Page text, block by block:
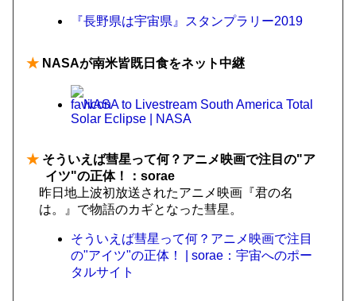
『長野県は宇宙県』スタンプラリー2019
★ NASAが南米皆既日食をネット中継
NASA to Livestream South America Total
Solar Eclipse | NASA
★ そういえば彗星って何？アニメ映画で注目の"ア
イツ"の正体！：sorae
昨日地上波初放送されたアニメ映画『君の名
は。』で物語のカギとなった彗星。
そういえば彗星って何？アニメ映画で注目
の"アイツ"の正体！ | sorae：宇宙へのポー
タルサイト